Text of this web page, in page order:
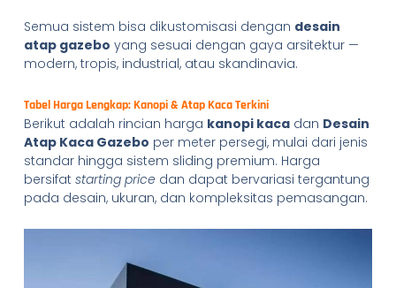
Semua sistem bisa dikustomisasi dengan desain
atap gazebo yang sesuai dengan gaya arsitektur —
modern, tropis, industrial, atau skandinavia.
Tabel Harga Lengkap: Kanopi & Atap Kaca Terkini
Berikut adalah rincian harga kanopi kacadan Desain
Atap Kaca Gazebo per meter persegi, mulai dari jenis
standar hingga sistem sliding premium. Harga
bersifat starting price dan dapat bervariasi tergantung
pada desain, ukuran, dan kompleksitas pemasangan.